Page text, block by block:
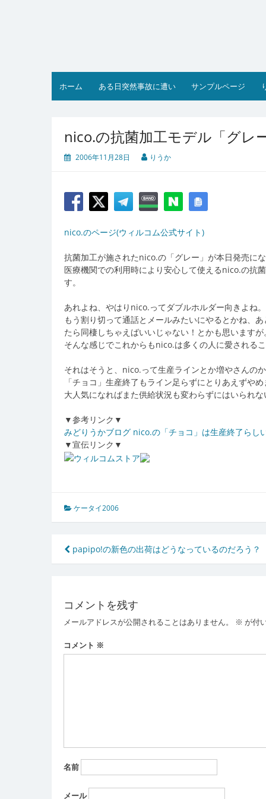
ホーム ある日突然事故に遭い サンプルページ
nico.の抗菌加工モデル「グレ
2006年11月28日 りうか
nico.のページ(ウィルコム公式サイト)
抗菌加工が施されたnico.の「グレー」が本日発売に
医療機関での利用時により安心して使えるnico.の抗
す。
あれよね、やはりnico.ってダブルホルダー向きよね。
もう割り切って通話とメールみたいにやるとかね、
たら同棲しちゃえばいいじゃない！とかも思いますが
そんな感じでこれからもnico.は多くの人に愛される
それはそうと、nico.って生産ラインとか増やさん
「チョコ」生産終了もライン足らずにとりあえずや
大人気になればまた供給状況も変わらずにはいられ
▼参考リンク▼
みどりうかブログ nico.の「チョコ」は生産終了らし
▼宣伝リンク▼
ケータイ2006
投
稿
ビ
ゲ
ー
papipo!の新色の出荷はどうなっているのだろう？
コメントを残す
メールアドレスが公開されることはありません。 ※ が付
コメント ※
名前
メール